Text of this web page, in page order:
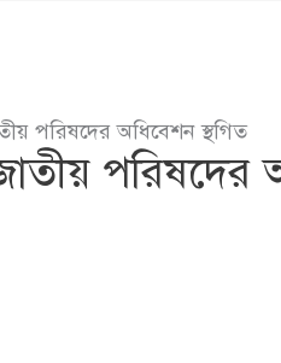
পরিষদের অধিবেশন স্থগিত
পরিষদের